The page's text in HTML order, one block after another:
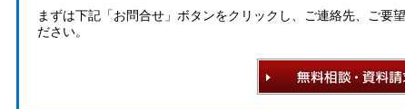
まずは下記「お問合せ」ボタンをクリックし、ご連絡先、ご要
ださい。